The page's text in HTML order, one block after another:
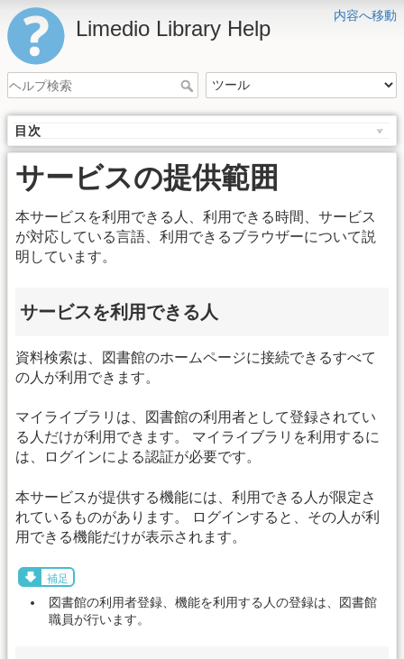
内容へ移動
Limedio Library Help
目次
サービスの提供範囲
本サービスを利用できる人、利用できる時間、サービス
が対応している言語、利用できるブラウザーについて説
明しています。
サービスを利用できる人
資料検索は、図書館のホームページに接続できるすべて
の人が利用できます。
マイライブラリは、図書館の利用者として登録されてい
る人だけが利用できます。 マイライブラリを利用するに
は、ログインによる認証が必要です。
本サービスが提供する機能には、利用できる人が限定さ
れているものがあります。 ログインすると、その人が利
用できる機能だけが表示されます。
補足
図書館の利用者登録、機能を利用する人の登録は、図書館
職員が行います。